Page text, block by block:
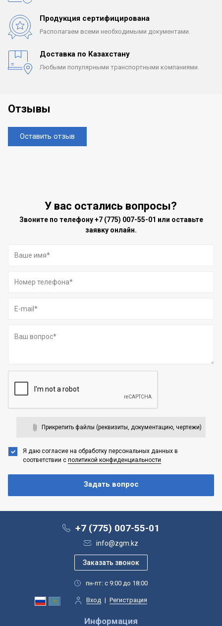
Продукция сертифицирована
Располагаем всеми необходимыми документами.
Доставка по Казахстану
Любыми популярными транспортными компаниями.
Отзывы
Оставить отзыв
У вас остались вопросы?
Звоните по телефону+7 (775) 007-55-01 или оставьте
заявку онлайн.
Прикрепить файлы (реквизиты, документацию, чертежи)
Я даю согласие на обработку персональных данных в
соответствии с политикой конфиденциальности
+7 (775) 007-55-01
info@zgm.kz
пн-пт: с 9:00 до 18:00
Вход | Регистрация
Информация